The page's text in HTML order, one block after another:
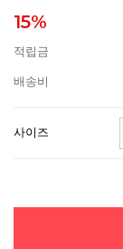
15%
적립금
배송비
사이즈